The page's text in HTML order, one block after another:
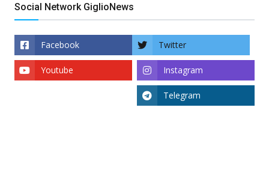
Social Network GiglioNews
Facebook Twitter
Instagram
Youtube
Telegram